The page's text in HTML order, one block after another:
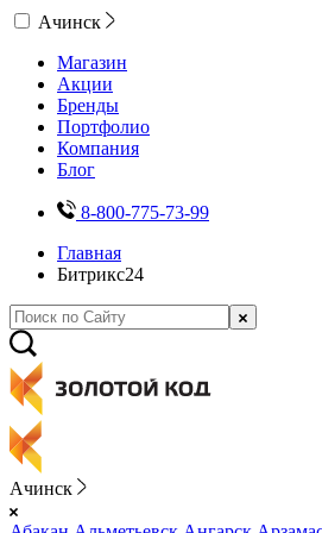
Ачинск
Магазин
Акции
Бренды
Портфолио
Компания
Блог
8-800-775-73-99
Главная
Битрикс24
Ачинск